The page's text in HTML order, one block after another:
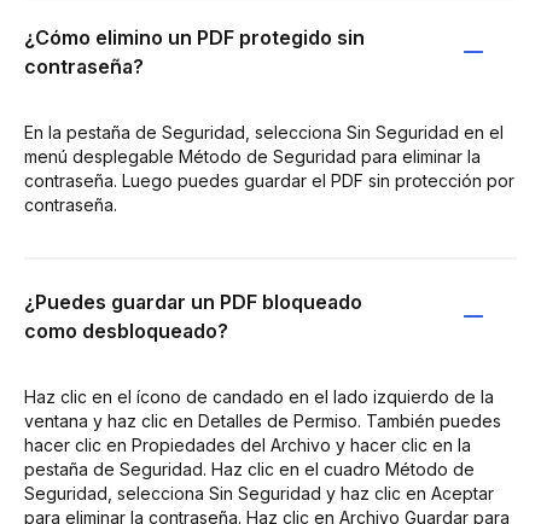
¿Cómo elimino un PDF protegido sin
contraseña?
En la pestaña de Seguridad, selecciona Sin Seguridad en el
menú desplegable Método de Seguridad para eliminar la
contraseña. Luego puedes guardar el PDF sin protección por
contraseña.
¿Puedes guardar un PDF bloqueado
como desbloqueado?
Haz clic en el ícono de candado en el lado izquierdo de la
ventana y haz clic en Detalles de Permiso. También puedes
hacer clic en Propiedades del Archivo y hacer clic en la
pestaña de Seguridad. Haz clic en el cuadro Método de
Seguridad, selecciona Sin Seguridad y haz clic en Aceptar
para eliminar la contraseña. Haz clic en Archivo Guardar para